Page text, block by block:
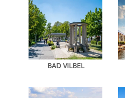
BAD VILBEL